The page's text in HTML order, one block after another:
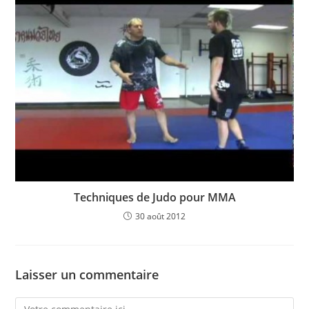
Techniques de Judo pour MMA
30 août 2012
Laisser un commentaire
Comment